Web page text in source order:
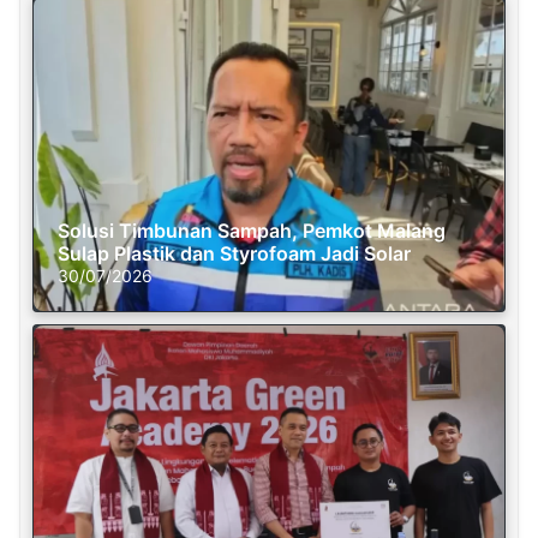
Solusi Timbunan Sampah, Pemkot Malang
Sulap Plastik dan Styrofoam Jadi Solar
30/07/2026